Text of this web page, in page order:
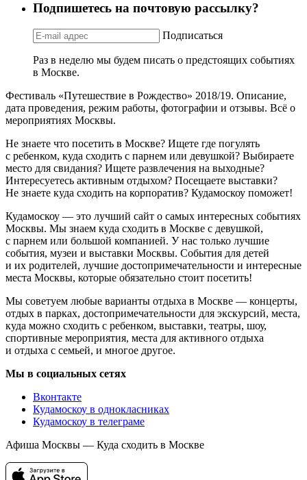
Подпишетесь на почтовую рассылку?
Подписаться
Раз в неделю мы будем писать о предстоящих событиях
в Москве.
Фестиваль «Путешествие в Рождество» 2018/19. Описание,
дата проведения, режим работы, фотографии и отзывы. Всё о
мероприятиях Москвы.
Не знаете что посетить в Москве? Ищете где погулять
с ребенком, куда сходить с парнем или девушкой? Выбираете
место для свидания? Ищете развлечения на выходные?
Интересуетесь активным отдыхом? Посещаете выставки?
Не знаете куда сходить на корпоратив? Кудамоскоу поможет!
Кудамоскоу — это лучший сайт о самых интересных событиях
Москвы. Мы знаем куда сходить в Москве с девушкой,
с парнем или большой компанией. У нас только лучшие
события, музеи и выставки Москвы. События для детей
и их родителей, лучшие достопримечательности и интересные
места Москвы, которые обязательно стоит посетить!
Мы советуем любые варианты отдыха в Москве — концерты,
отдых в парках, достопримечательности для экскурсий, места,
куда можно сходить с ребенком, выставки, театры, шоу,
спортивные мероприятия, места для активного отдыха
и отдыха с семьей, и многое другое.
Мы в социальных сетях
Вконтакте
Кудамоскоу в однокласниках
Кудамоскоу в телеграме
Афиша Москвы — Куда сходить в Москве